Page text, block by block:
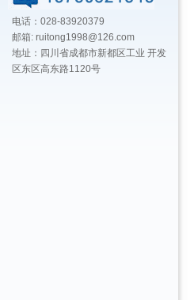
电话：028-83920379
邮箱: ruitong1998@126.com
地址：四川省成都市新都区工业 开发
区东区高东路1120号